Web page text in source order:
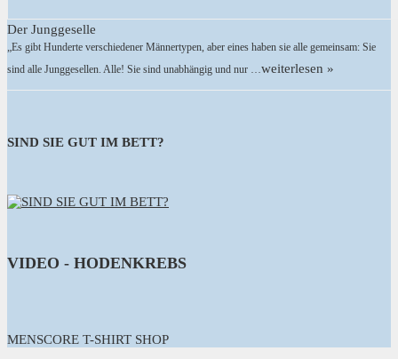
Der Junggeselle
„Es gibt Hunderte verschiedener Männertypen, aber eines haben sie alle gemeinsam: Sie
sind alle Junggesellen. Alle! Sie sind unabhängig und nur …weiterlesen »
SIND SIE GUT IM BETT?
VIDEO - HODENKREBS
MENSCORE T-SHIRT SHOP